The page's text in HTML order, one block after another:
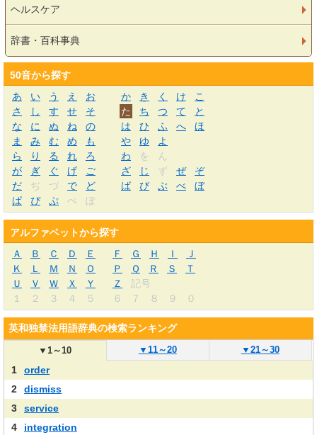
ヘルスケア
辞書・百科事典
50音から探す
あ
い う え お か き く け
こ
さ
し す せ そ た ち つ て
と
な
に ぬ ね の は ひ ふ へ
ほ
ま
み む め も や ゆ
よ
ら
り る れ ろ わ を
ん
が
ぎ ぐ げ ご ざ じ ず ぜ
ぞ
だ
ぢ づ で ど ば び ぶ べ
ぼ
ぱ
ぴ ぷ ぺ ぽ
アルファベットから探す
Ａ
Ｂ Ｃ Ｄ Ｅ Ｆ Ｇ Ｈ Ｉ
Ｊ
Ｋ
Ｌ Ｍ Ｎ Ｏ Ｐ Ｑ Ｒ Ｓ
Ｔ
Ｕ
Ｖ Ｗ Ｘ Ｙ Ｚ
記号
１
２ ３ ４ ５ ６ ７ ８ ９ ０
英和独禁法用語辞典の検索ランキング
▼1～10 ▼ 11～20 ▼ 21～30
1
order
2
dismiss
3
service
4
integration